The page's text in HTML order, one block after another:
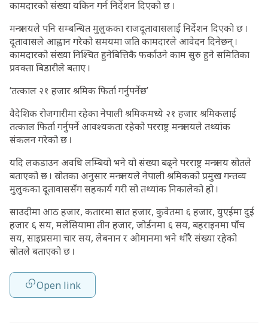
कामदारको संख्या यकिन गर्न निर्देशन दिएको छ ।
मन्त्रालयले पनि सम्बन्धित मुलुकका राजदूतावासलाई निर्देशन दिएको छ ।
दूतावासले आह्वान गरेको समयमा जति कामदारले आवेदन दिनेछन् ।
कामदारको संख्या निश्चित हुनेबित्तिकै फर्काउने काम सुरु हुने समितिका
प्रवक्ता बिडारीले बताए ।
‘तत्काल २१ हजार श्रमिक फिर्ता गर्नुपर्नेछ’
वैदेशिक रोजगारीमा रहेका नेपाली श्रमिकमध्ये २१ हजार श्रमिकलाई
तत्काल फिर्ता गर्नुपर्ने आवश्यकता रहेको परराष्ट्र मन्त्रालयले तथ्यांक
संकलन गरेको छ ।
यदि लकडाउन अवधि लम्बियो भने यो संख्या बढ्ने परराष्ट्र मन्त्रालय स्रोतले
बताएको छ । स्रोतका अनुसार मन्त्रालयले नेपाली श्रमिकको प्रमुख गन्तव्य
मुलुकका दूतावाससँग सहकार्य गरी सो तथ्यांक निकालेको हो ।
साउदीमा आठ हजार, कतारमा सात हजार, कुवेतमा ६ हजार, युएईमा दुई
हजार ६ सय, मलेसियामा तीन हजार, जोर्डनमा ६ सय, बहराइनमा पाँच
सय, साइप्रसमा चार सय, लेबनान र ओमानमा भने थोरै संख्या रहेको
स्रोतले बताएको छ ।
Open link